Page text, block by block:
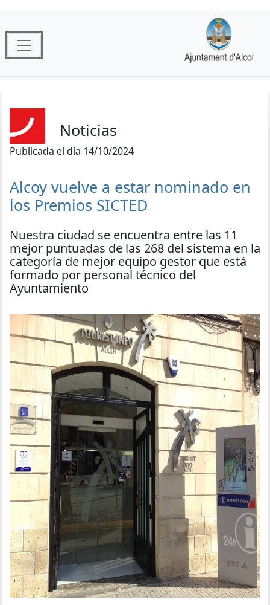
Noticias
Publicada el día 14/10/2024
Alcoy vuelve a estar nominado en
los Premios SICTED
Nuestra ciudad se encuentra entre las 11
mejor puntuadas de las 268 del sistema en la
categoría de mejor equipo gestor que está
formado por personal técnico del
Ayuntamiento